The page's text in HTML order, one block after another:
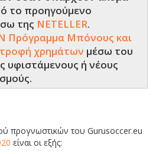
το προηγούμενο
της NETELLER.
Πρόγραμμα Μπόνους και
χρημάτων μέσω του
υφιστάμενους ή νέους
πρoγνωστικών του Gurusoccer.eu
είναι οι εξής: